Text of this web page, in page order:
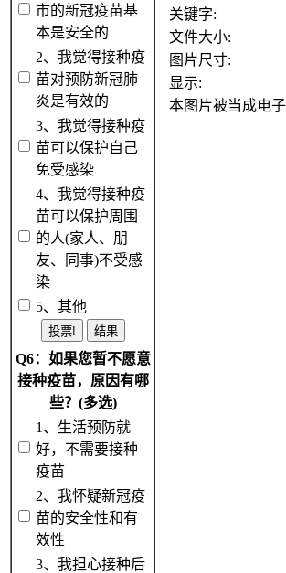
市的新冠疫苗基
本是安全的
2、我觉得接种疫
苗对预防新冠肺
炎是有效的
3、我觉得接种疫
苗可以保护自己
免受感染
4、我觉得接种疫
苗可以保护周围
的人(家人、朋
友、同事)不受感
染
5、其他
Q6：如果您暂不愿意
接种疫苗，原因有哪
些？(多选)
1、生活预防就
好，不需要接种
疫苗
2、我怀疑新冠疫
苗的安全性和有
效性
3、我担心接种后
关键字:
文件大小:
图片尺寸:
显示:
本图片被当成电